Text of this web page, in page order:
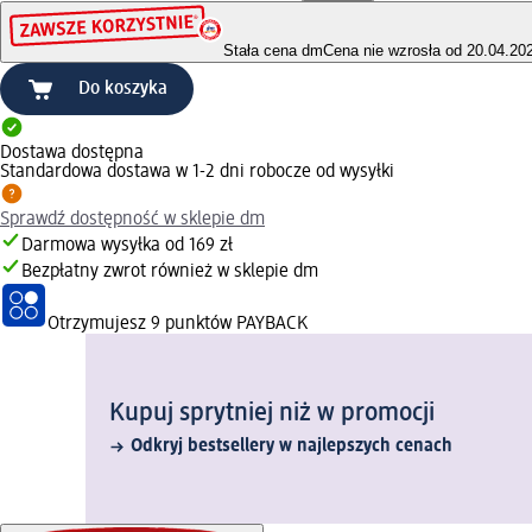
Stała cena dmCena nie wzrosła od
Do koszyka
Dostawa dostępna
Standardowa dostawa w 1-2 dni robocze od wysyłki
Sprawdź dostępność w sklepie dm
Darmowa wysyłka od 169 zł
Bezpłatny zwrot również w sklepie dm
Otrzymujesz 9 punktów PAYBACK
Kupuj sprytniej niż w promocji
Odkryj bestsellery w najlepszych cenach